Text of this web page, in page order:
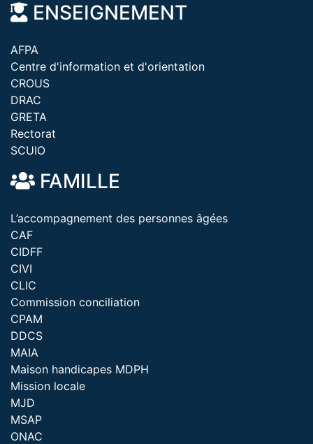
ENSEIGNEMENT
AFPA
Centre d'information et d'orientation
CROUS
DRAC
GRETA
Rectorat
SCUIO
FAMILLE
L’accompagnement des personnes âgées
CAF
CIDFF
CIVI
CLIC
Commission conciliation
CPAM
DDCS
MAIA
Maison handicapes MDPH
Mission locale
MJD
MSAP
ONAC